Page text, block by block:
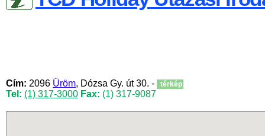
Cím: 2096 Üröm, Dózsa Gy. út 30. - térkép
Tel: (1) 317-3000 Fax: (1) 317-9087